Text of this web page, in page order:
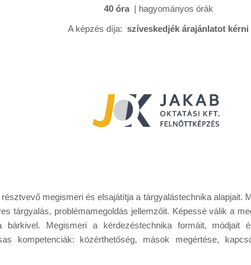
40 óra| hagyományos órák
A képzés díja: szíveskedjék árajánlatot kérni
megismeri és elsajátítja a tárgyalástechnika
tárgyalás, problémamegoldás jellemzőit. Képessé válik a
bárkivel. Megismeri a kérdezéstechnika formáit,
kompetenciák: közérthetőség, mások megértése,